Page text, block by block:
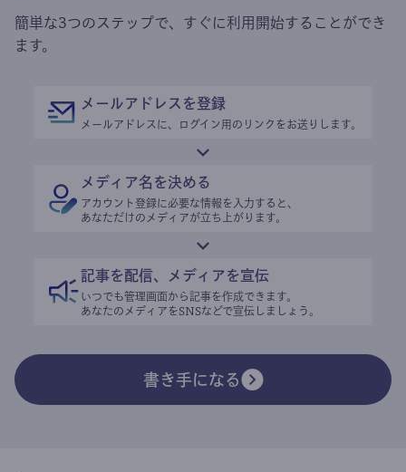
簡単な3つのステップで、すぐに利用開始することができ
ます。
メールアドレスを登録
メールアドレスに、ログイン用のリンクをお送りします。
メディア名を決める
アカウント登録に必要な情報を入力すると、
あなただけのメディアが立ち上がります。
記事を配信、メディアを宣伝
いつでも管理画面から記事を作成できます。
あなたのメディアをSNSなどで宣伝しましょう。
書き手になる